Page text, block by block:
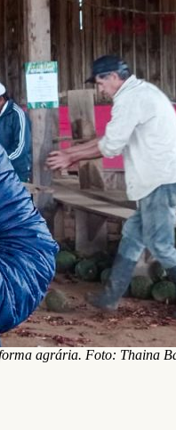
agrária. Foto: Thaina